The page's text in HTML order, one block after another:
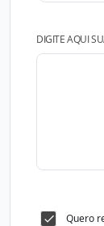
DIGITE AQUI
Quero